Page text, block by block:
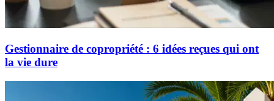
Gestionnaire de copropriété : 6 idées reçues qui ont
la vie dure